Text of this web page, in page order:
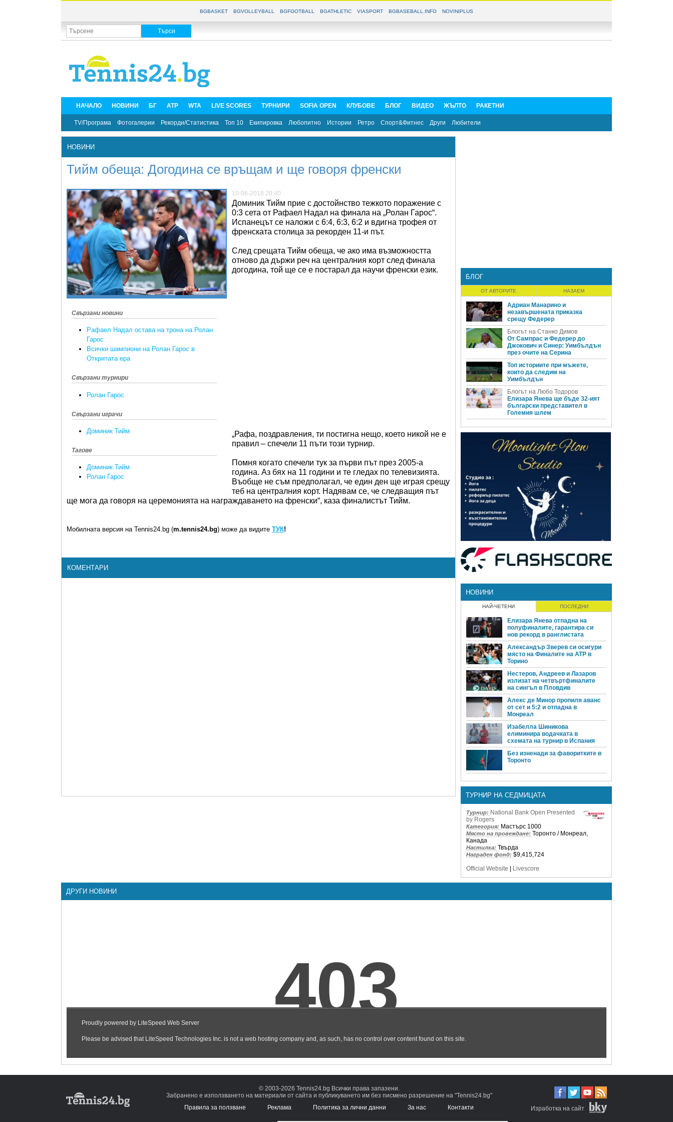
BGBASKET BGVOLLEYBALL BGFOOTBALL BGATHLETIC VIASPORT BGBASEBALL.INFO NOVINIPLUS
НАЧАЛО НОВИНИ БГ ATP WTA LIVE SCORES ТУРНИРИ SOFIA OPEN КЛУБОВЕ БЛОГ ВИДЕО ЖЪЛТО РАКЕТНИ
TV/Програма Фотогалерии Рекорди/Статистика Топ 10 Екипировка Любопитно Истории Ретро Спорт&Фитнес Други Любители
НОВИНИ
Тийм обеща: Догодина се връщам и ще говоря френски
Свързани новини
Рафаел Надал остава на трона на Ролан
Гарос
Всички шампиони на Ролан Гарос в
Откритата ера
Свързани турнири
Ролан Гарос
Свързани играчи
Доминик Тийм
Тагове
Доминик Тийм
Ролан Гарос
10-06-2018 20:40
Доминик Тийм прие с достойнство тежкото поражение с
0:3 сета от Рафаел Надал на финала на „Ролан Гарос“.
Испанецът се наложи с 6:4, 6:3, 6:2 и вдигна трофея от
френската столица за рекорден 11-и път.
След срещата Тийм обеща, че ако има възможността
отново да държи реч на централния корт след финала
догодина, той ще се е постарал да научи френски език.
„Рафа, поздравления, ти постигна нещо, което никой не е
правил – спечели 11 пъти този турнир.
Помня когато спечели тук за първи път през 2005-а
година. Аз бях на 11 години и те гледах по телевизията.
Въобще не съм предполагал, че един ден ще играя срещу
теб на централния корт. Надявам се, че следващия път
ще мога да говоря на церемонията на награждаването на френски“, каза финалистът Тийм.
Мобилната версия на Tennis24.bg (m.tennis24.bg) може да видите ТУК!
КОМЕНТАРИ
БЛОГ
ОТ АВТОРИТЕ НАЗАЕМ
Адриан Манарино и
незавършената приказка
срещу Федерер
Блогът на Станко Димов
От Сампрас и Федерер до
Джокович и Синер: Уимбълдън
през очите на Серина
Топ историите при мъжете,
които да следим на
Уимбълдън
Блогът на Любо Тодоров
Елизара Янева ще бъде 32-ият
български представител в
Големия шлем
НОВИНИ
НАЙ-ЧЕТЕНИ ПОСЛЕДНИ
Елизара Янева отпадна на
полуфиналите, гарантира си
нов рекорд в ранглистата
Александър Зверев си осигури
място на Финалите на ATP в
Торино
Нестеров, Андреев и Лазаров
излизат на четвъртфиналите
на сингъл в Пловдив
Алекс де Минор пропиля аванс
от сет и 5:2 и отпадна в
Монреал
Изабелла Шиникова
елиминира водачката в
схемата на турнир в Испания
Без изненади за фаворитките в
Торонто
ТУРНИР НА СЕДМИЦАТА
Турнир: National Bank Open Presented
by Rogers
Категория: Мастърс 1000
Място на провеждане: Торонто / Монреал,
Канада
Настилка: Твърда
Награден фонд: $9,415,724
Official Website | Livescore
ДРУГИ НОВИНИ
© 2003-2026 Tennis24.bg Всички права запазени.
Забранено е използването на материали от сайта и публикуването им без писмено разрешение на "Tennis24.bg"
Правила за ползване
Реклама Политика за лични данни За нас Контакти Изработка на сайт